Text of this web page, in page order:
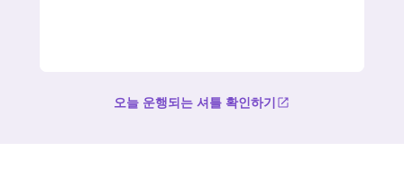
오늘 운행되는 셔틀 확인하기